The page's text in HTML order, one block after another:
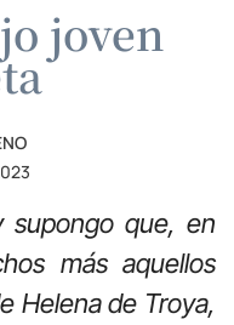
joven
supongo que, en
más aquellos
Helena de Troya,